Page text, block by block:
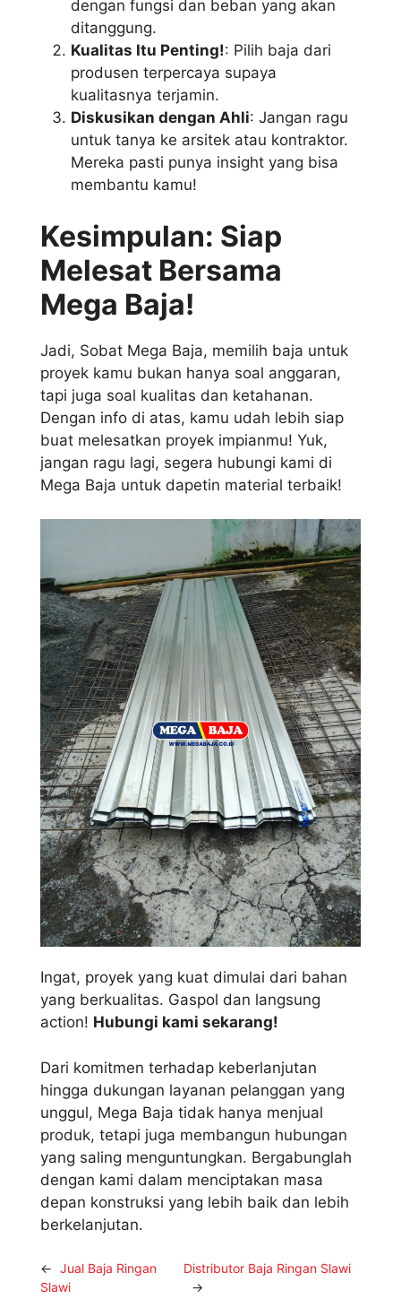
dengan fungsi dan beban yang akan
ditanggung.
Kualitas Itu Penting!: Pilih baja dari
produsen terpercaya supaya
kualitasnya terjamin.
Diskusikan dengan Ahli: Jangan ragu
untuk tanya ke arsitek atau kontraktor.
Mereka pasti punya insight yang bisa
membantu kamu!
Kesimpulan: Siap
Melesat Bersama
Mega Baja!
Jadi, Sobat Mega Baja, memilih baja untuk
proyek kamu bukan hanya soal anggaran,
tapi juga soal kualitas dan ketahanan.
Dengan info di atas, kamu udah lebih siap
buat melesatkan proyek impianmu! Yuk,
jangan ragu lagi, segera hubungi kami di
Mega Baja untuk dapetin material terbaik!
Ingat, proyek yang kuat dimulai dari bahan
yang berkualitas. Gaspol dan langsung
action! Hubungi kami sekarang!
Dari komitmen terhadap keberlanjutan
hingga dukungan layanan pelanggan yang
unggul, Mega Baja tidak hanya menjual
produk, tetapi juga membangun hubungan
yang saling menguntungkan. Bergabunglah
dengan kami dalam menciptakan masa
depan konstruksi yang lebih baik dan lebih
berkelanjutan.
← Jual Baja Ringan
Slawi
Distributor Baja Ringan Slawi
→